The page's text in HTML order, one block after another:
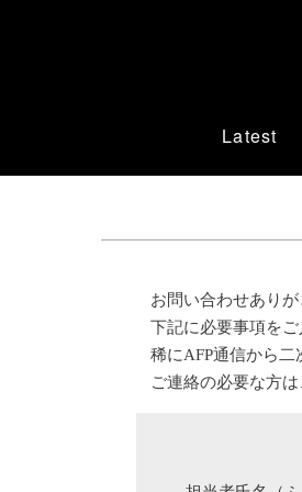
Latest
お問い合わせありが
下記に必要事項を
稀にAFP通信から二
ご連絡の必要な方